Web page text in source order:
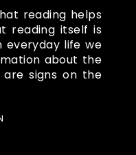
reading helps
reading itself is
everyday life we
about the
are signs on the